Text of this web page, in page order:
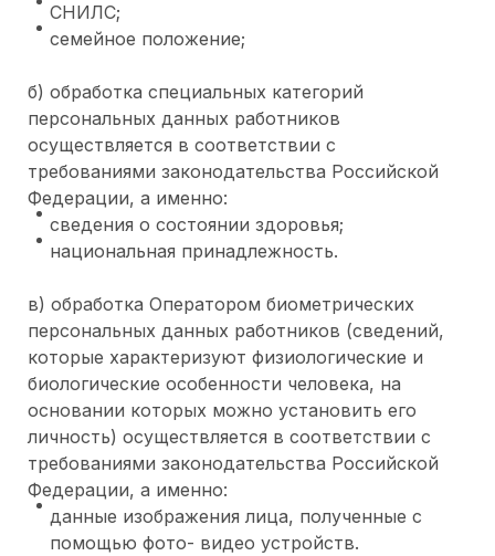
СНИЛС;
семейное положение;
б) обработка специальных категорий
персональных данных работников
осуществляется в соответствии с
требованиями законодательства Российской
Федерации, а именно:
сведения о состоянии здоровья;
национальная принадлежность.
в) обработка Оператором биометрических
персональных данных работников (сведений,
которые характеризуют физиологические и
биологические особенности человека, на
основании которых можно установить его
личность) осуществляется в соответствии с
требованиями законодательства Российской
Федерации, а именно:
данные изображения лица, полученные с
помощью фото- видео устройств.